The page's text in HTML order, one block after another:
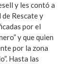
y les contó a
Rescate y
por el
y que quien
por la zona
Hasta las